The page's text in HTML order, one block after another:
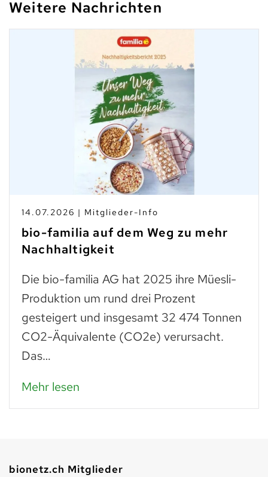
Weitere Nachrichten
10.07.2026 | Branchen-News
Taste Not Waste: Food Save bis
zum Teller
Trockenes Brot ist fast genauso wertvoll
wie frisches. Man muss einfach wissen,
was man daraus zubereiten kann: zu
Paniermehl verarbeitet, lassen…
bionetz.ch Mitglieder